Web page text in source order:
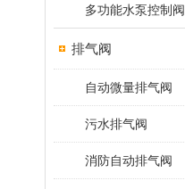
多功能水泵控制阀
排气阀
自动微量排气阀
污水排气阀
消防自动排气阀